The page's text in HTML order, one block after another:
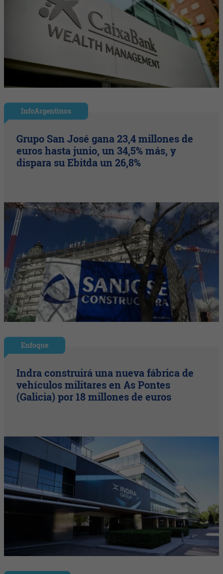
InfoArgentinos
Grupo San José gana 23,4 millones de
euros hasta junio, un 34,5% más, y
dispara su Ebitda un 26,8%
Enfoque
Indra construirá una nueva fábrica de
vehículos militares en As Pontes
(Galicia) por 18 millones de euros